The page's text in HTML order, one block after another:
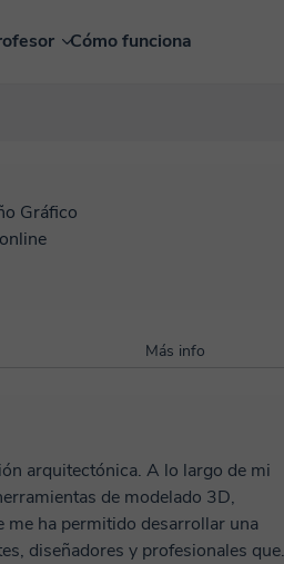
Cómo funciona
Gráfico
Más info
arquitectónica. A lo largo de mi
de modelado 3D,
ha permitido desarrollar una
diseñadores y profesionales que